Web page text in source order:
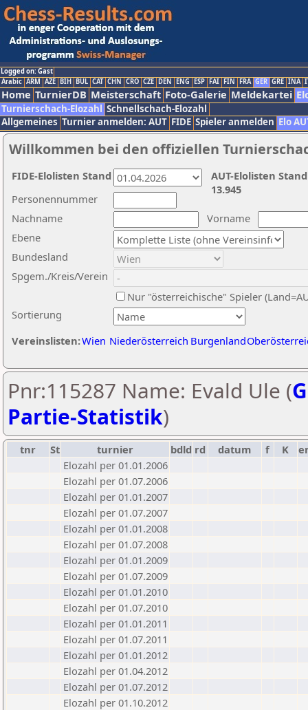
Logged on: Gast
Arabic ARM AZE BIH BUL CAT CHN CRO CZE DEN ENG ESP FAI FIN FRA GER GRE INA
Home TurnierDB Meisterschaft Foto-Galerie Meldekartei
Turnierschach-Elozahl Schnellschach-Elozahl
Allgemeines Turnier anmelden: AUT FIDE Spieler anmelden Elo
Willkommen bei den offiziellen
Nachname
Vorname
Ebene
Sortierung
Personennummer
Bundesland
Spgem./Kreis/Verein
Nur "österreichische" Spieler
Vereinslisten:Wien Niederösterreich Burgenland
AUT-Elolisten
13.945
FIDE-Elolisten Stand
Pnr:115287 Name: Evald Ule (
Partie-Statistik)
tnr St turnier bdld rd datum f K
Elozahl per 01.01.2006
Elozahl per 01.07.2006
Elozahl per 01.01.2007
Elozahl per 01.07.2007
Elozahl per 01.01.2008
Elozahl per 01.07.2008
Elozahl per 01.01.2009
Elozahl per 01.07.2009
Elozahl per 01.01.2010
Elozahl per 01.07.2010
Elozahl per 01.01.2011
Elozahl per 01.07.2011
Elozahl per 01.01.2012
Elozahl per 01.04.2012
Elozahl per 01.07.2012
Elozahl per 01.10.2012